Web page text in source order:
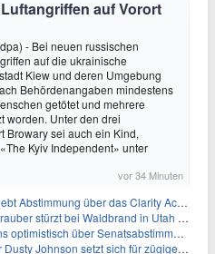
auf Vorort
- Bei neuen russischen
auf die ukrainische
Kiew und deren Umgebung
Behördenangaben mindestens
getötet und mehrere
worden. Unter den drei
Browary sei auch ein Kind,
Kyiv Independent» unter
vor 34 Minuten
das Clarity Act: Auswirkungen auf Unternehmen und das Vertrauen der Investoren
stürzt bei Waldbrand in Utah ab
über Senatsabstimmungen angesichts von Finanzierungsbedenken
sich für zügige Regierungsfinanzierung angesichts von Shutdown-Risiken ein